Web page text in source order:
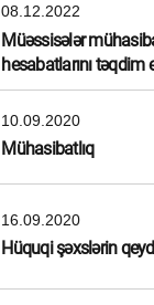
08.12.2022
Müəssisələr
hesabatlarını təqdim
10.09.2020
Mühasibatlıq
16.09.2020
Hüquqi şəxslərin